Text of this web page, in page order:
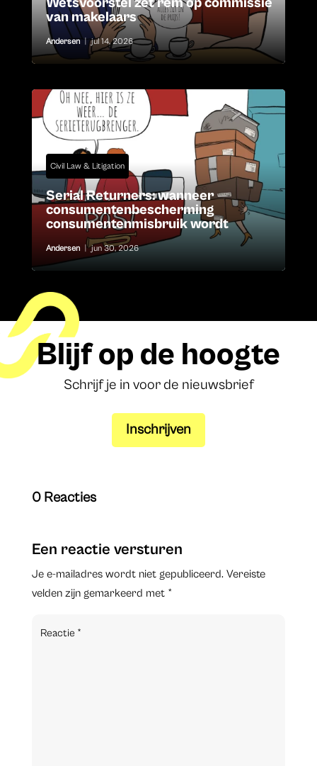
van makelaars
Andersen | jul 14, 2026
Civil Law & Litigation
Serial Returners: wanneer
consumentenbescherming
consumentenmisbruik wordt
Andersen | jun 30, 2026
Blijf op de hoogte
Schrijf je in voor de nieuwsbrief
Inschrijven
0 Reacties
Een reactie versturen
Je e-mailadres wordt niet gepubliceerd. Vereiste
velden zijn gemarkeerd met *